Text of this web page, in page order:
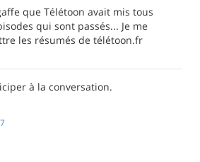
que Télétoon avait mis tous
qui sont passés... Je me
les résumés de télétoon.fr
à la conversation.